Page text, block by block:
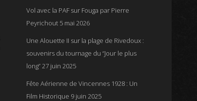
Vol avec la PAF sur Fouga par Pierre
Peyrichout 5 mai 2026
Une Alouette II sur la plage de Rivedoux :
souvenirs du tournage du “Jour le plus
long”27 juin 2025
Fête Aérienne de Vincennes 1928 : Un
Film Historique 9 juin 2025